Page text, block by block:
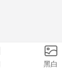
黑白